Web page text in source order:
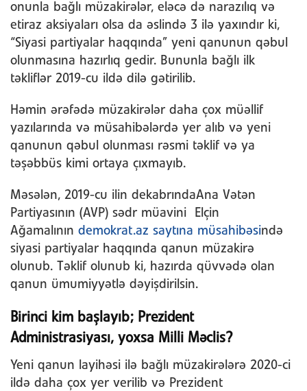
onunla bağlı müzakirələr, eləcə də narazılıq və
etiraz aksiyaları olsa da əslində 3 ilə yaxındır ki,
“Siyasi partiyalar haqqında” yeni qanunun qəbul
olunmasına hazırlıq gedir. Bununla bağlı ilk
təkliflər 2019-cu ildə dilə gətirilib.
Həmin ərəfədə müzakirələr daha çox müəllif
yazılarında və müsahibələrdə yer alıb və yeni
qanunun qəbul olunması rəsmi təklif və ya
təşəbbüs kimi ortaya çıxmayıb.
Məsələn, 2019-cu ilin dekabrındaAna Vətən
Partiyasının (AVP) sədr müavini Elçin
Ağamalının demokrat.az saytına müsahibəsində
siyasi partiyalar haqqında qanun müzakirə
olunub. Təklif olunub ki, hazırda qüvvədə olan
qanun ümumiyyətlə dəyişdirilsin.
Birinci kim başlayıb; Prezident
Administrasiyası, yoxsa Milli Məclis?
Yeni qanun layihəsi ilə bağlı müzakirələrə 2020-ci
ildə daha çox yer verilib və Prezident